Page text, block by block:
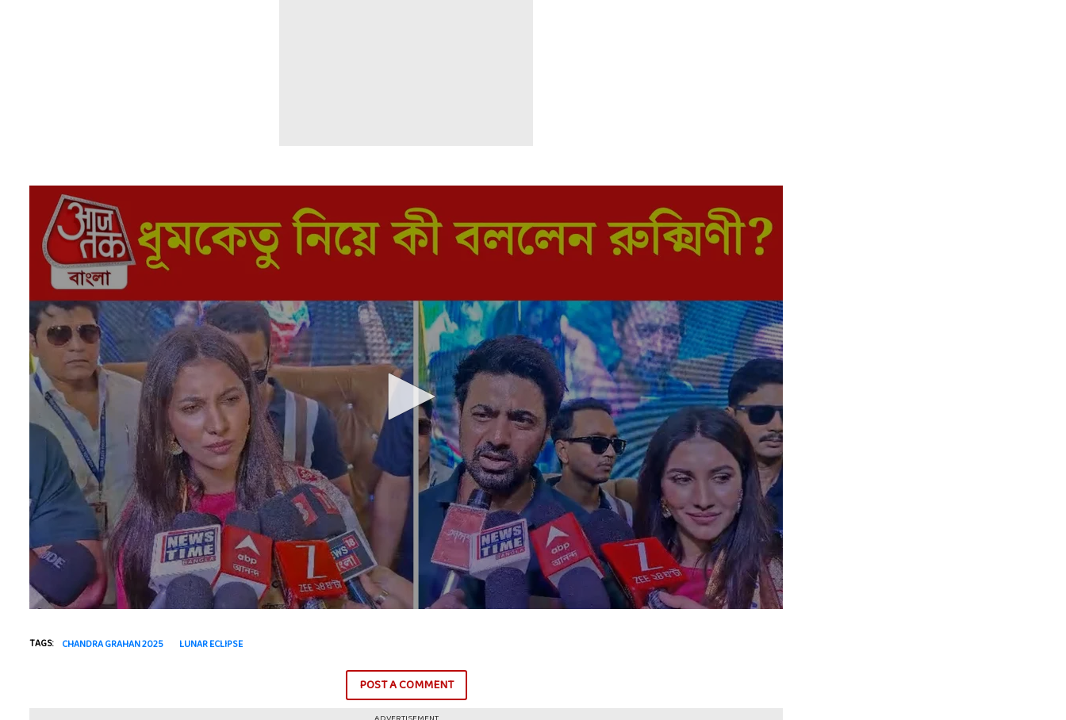
TAGS: CHANDRA GRAHAN 2025 LUNAR ECLIPSE
POST A COMMENT